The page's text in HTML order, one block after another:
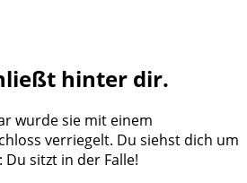
hinter dir.
wurde sie mit einem
verriegelt. Du siehst dich um
sitzt in der Falle!